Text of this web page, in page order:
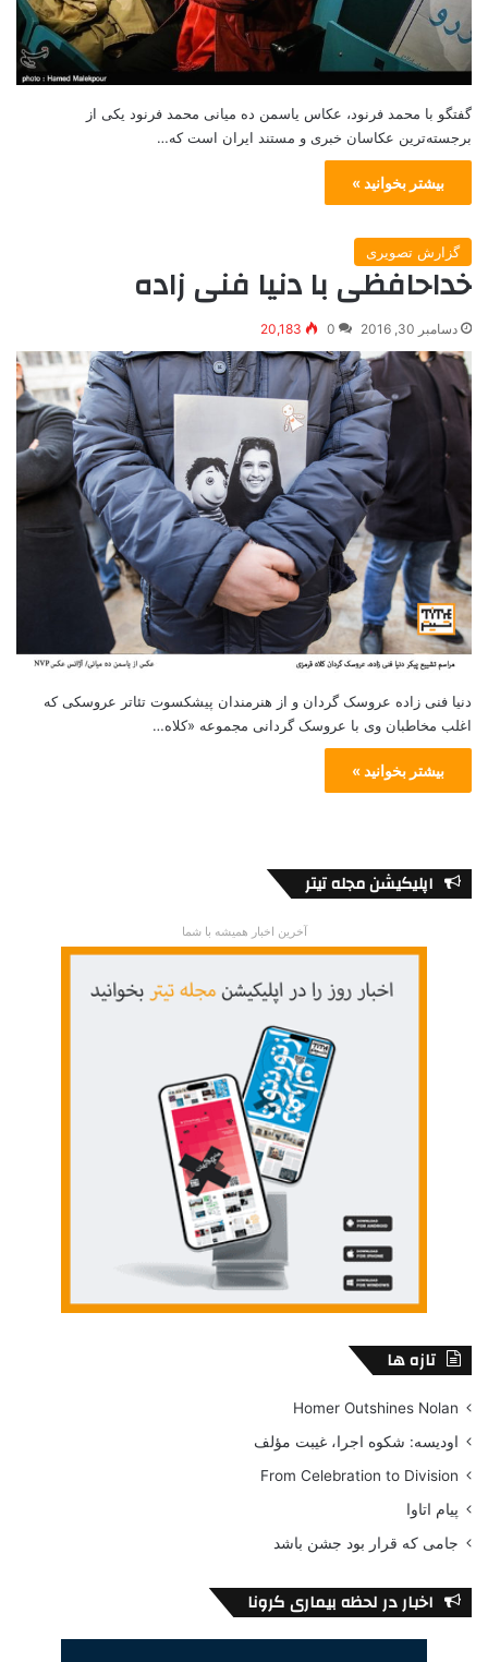
گفتگو با محمد فرنود، عکاس یاسمن ده میانی محمد فرنود یکی از
برجسته‌ترین عکاسان خبری و مستند ایران است که…
بیشتر بخوانید »
گزارش تصویری
خداحافظی با دنیا فنی زاده
دسامبر 30, 2016 0
20,183
دنیا فنی زاده عروسک گردان و از هنرمندان پیشکسوت تئاتر عروسکی که
اغلب مخاطبان وی با عروسک گردانی مجموعه «کلاه…
بیشتر بخوانید »
اپلیکیشن مجله تیتر
آخرین اخبار همیشه با شما
تازه ها
Homer Outshines Nolan
اودیسه: شکوه اجرا، غیبت مؤلف
From Celebration to Division
پیام اتاوا
جامی که قرار بود جشن باشد
اخبار در لحظه بیماری کرونا